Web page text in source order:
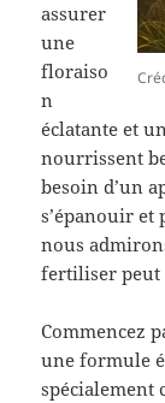
assurer
une
floraiso
n
éclatante et
nourrissent
besoin d’un
s’épanouir
nous
fertiliser peut
Commencez
une formule
spécialement